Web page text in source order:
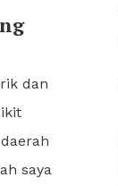
dan
saya